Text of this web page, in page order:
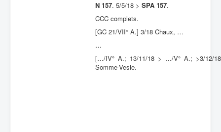
N 157. 5/5/18 > SPA 157.
CCC complets.
[GC 21/VII° A.] 3/18 Chaux, …
…
[…/IV° A.; 13/11/18 > …/V° A.; >3/12/
Somme-Vesle.